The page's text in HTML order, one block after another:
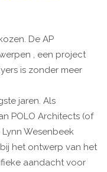
De AP
, een project
is zonder meer
jaren. Als
POLO Architects (of
Wesenbeek
het ontwerp van het
aandacht voor